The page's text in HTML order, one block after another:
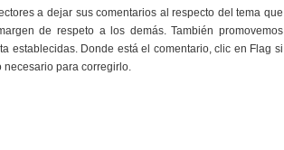
a dejar sus comentarios al respecto del tema que
de respeto a los demás. También promovemos
establecidas. Donde está el comentario, clic en Flag si
necesario para corregirlo.